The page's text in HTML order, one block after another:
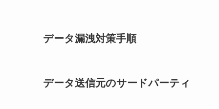
データ漏洩対策手順
データ送信元のサードパーティ